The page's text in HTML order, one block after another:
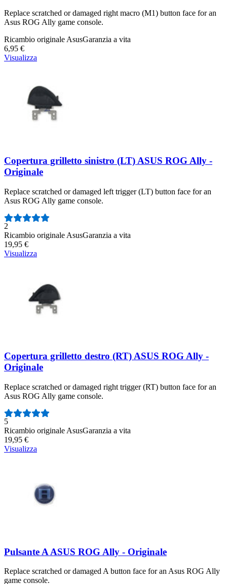
Replace scratched or damaged right macro (M1) button face for an
Asus ROG Ally game console.
Ricambio originale AsusGaranzia a vita
6,95 €
Visualizza
Copertura grilletto sinistro (LT) ASUS ROG Ally -
Originale
Replace scratched or damaged left trigger (LT) button face for an
Asus ROG Ally game console.
Numero di recensioni:
2
Ricambio originale AsusGaranzia a vita
19,95 €
Visualizza
Copertura grilletto destro (RT) ASUS ROG Ally -
Originale
Replace scratched or damaged right trigger (RT) button face for an
Asus ROG Ally game console.
Numero di recensioni:
5
Ricambio originale AsusGaranzia a vita
19,95 €
Visualizza
Pulsante A ASUS ROG Ally - Originale
Replace scratched or damaged A button face for an Asus ROG Ally
game console.